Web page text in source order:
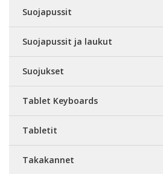
Suojapussit
Suojapussit ja laukut
Suojukset
Tablet Keyboards
Tabletit
Takakannet